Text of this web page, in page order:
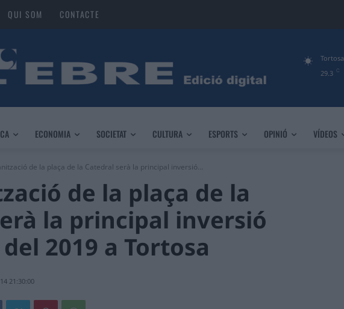
QUI SOM CONTACTE
29.3 C
Tortosa
ECONOMIA SOCIETAT CULTURA ESPORTS OPINIÓ VÍDEOS
de la plaça de la Catedral serà la principal inversió...
de la plaça de la
la principal inversió
2019 a Tortosa
21:30:00